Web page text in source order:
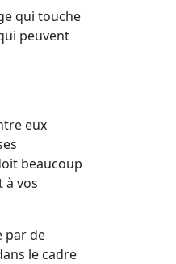
qui touche
peuvent
eux
beaucoup
à vos
par de
le cadre